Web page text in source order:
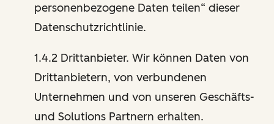
personenbezogene Daten teilen“ dieser
Datenschutzrichtlinie.
1.4.2 Drittanbieter. Wir können Daten von
Drittanbietern, von verbundenen
Unternehmen und von unseren Geschäfts-
und Solutions Partnern erhalten.